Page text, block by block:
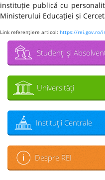
instituție publică cu
Ministerului Educației și
Link referenţiere articol: https://rei.gov.ro/
Studenţi şi
Universităţi
Instituţii Centrale
Despre REI